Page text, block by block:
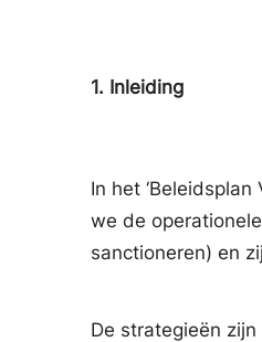
1. Inleiding
In het
we de
sanctioneren) en
De strategieën